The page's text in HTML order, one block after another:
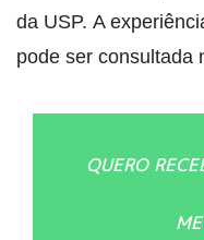
da USP. A
pode ser consultada
QUERO